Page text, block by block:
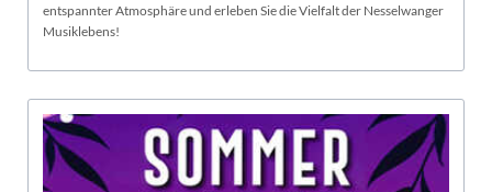
entspannter Atmosphäre und erleben Sie die Vielfalt der Nesselwanger
Musiklebens!